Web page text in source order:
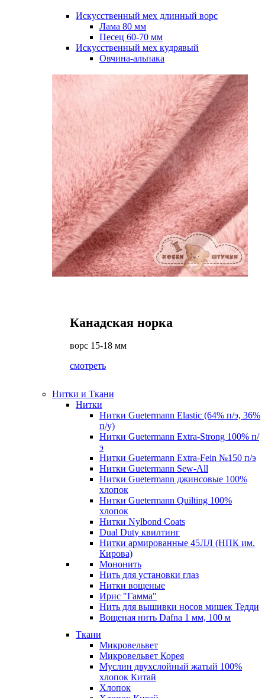
Искусственный мех длинный ворс
Лама 80 мм
Песец 60-70 мм
Искусственный мех кудрявый
Овчина-альпака
Канадская норка
ворс 15-18 мм
смотреть
Нитки и Ткани
Нитки
Нитки Guetermann Elastic (64% п/э, 36%
п/у)
Нитки Guetermann Extra-Strong 100% п/
э
Нитки Guetermann Extra-Fein №150 п/э
Нитки Guetermann Sew-All
Нитки Guetermann джинсовые 100%
хлопок
Нитки Guetermann Quilting 100%
хлопок
Нитки Nylbond Coats
Dual Duty квилтинг
Нитки армированные 45ЛЛ (НПК им.
Кирова)
Мононить
Нить для установки глаз
Нитки вощеные
Ирис "Гамма"
Нить для вышивки носов мишек Тедди
Вощеная нить Dafna 1 мм, 100 м
Ткани
Микровельвет
Микровельвет Корея
Муслин двухслойный жатый 100%
хлопок Китай
Хлопок